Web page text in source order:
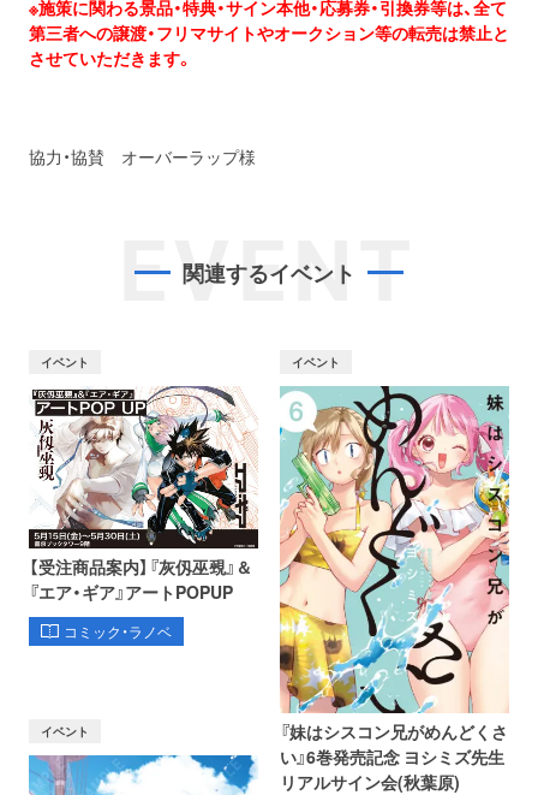
※施策に関わる景品・特典・サイン本他・応募券・引換券等は、全て
第三者への譲渡・フリマサイトやオークション等の転売は禁止と
させていただきます。
協力・協賛 オーバーラップ様
EVENT
関連するイベント
イベント
【受注商品案内】『灰仭巫覡』＆
『エア・ギア』アートPOPUP
コミック・ラノベ
イベント
『妹はシスコン兄がめんどくさ
い』6巻発売記念 ヨシミズ先生
リアルサイン会(秋葉原)
イベント